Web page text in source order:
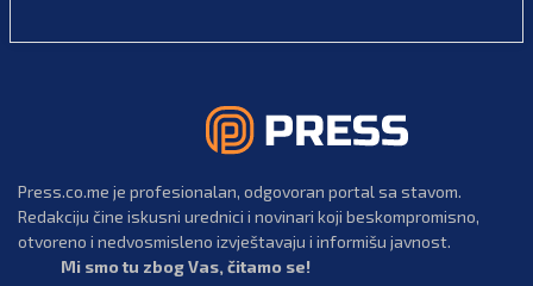
Press.co.me je profesionalan, odgovoran portal sa stavom.
Redakciju čine iskusni urednici i novinari koji beskompromisno,
otvoreno i nedvosmisleno izvještavaju i informišu javnost.
Mi smo tu zbog Vas, čitamo se!